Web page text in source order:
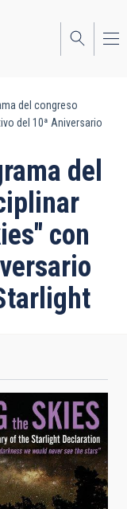
del congreso
del 10ª Aniversario
del
con